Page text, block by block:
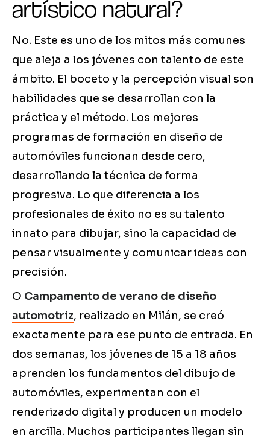
artístico natural?
No. Este es uno de los mitos más comunes
que aleja a los jóvenes con talento de este
ámbito. El boceto y la percepción visual son
habilidades que se desarrollan con la
práctica y el método. Los mejores
programas de formación en diseño de
automóviles funcionan desde cero,
desarrollando la técnica de forma
progresiva. Lo que diferencia a los
profesionales de éxito no es su talento
innato para dibujar, sino la capacidad de
pensar visualmente y comunicar ideas con
precisión.
O Campamento de verano de diseño
automotriz, realizado en Milán, se creó
exactamente para ese punto de entrada. En
dos semanas, los jóvenes de 15 a 18 años
aprenden los fundamentos del dibujo de
automóviles, experimentan con el
renderizado digital y producen un modelo
en arcilla. Muchos participantes llegan sin